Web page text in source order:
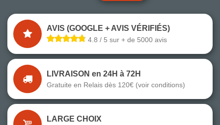
AVIS (GOOGLE + AVIS VÉRIFIÉS)
4.8 / 5 sur + de 5000 avis
LIVRAISON en 24H à 72H
Gratuite en Relais dès 120€ (voir conditions)
LARGE CHOIX